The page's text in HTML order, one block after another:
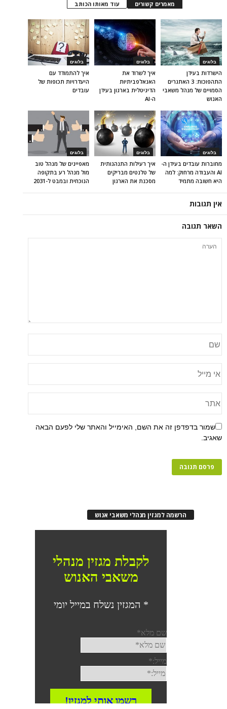
מאמרים קשורים עוד מאותו הכותב
בלוגים
איך להתמודד עם
היעדרויות תכופות של
עובדים
בלוגים
איך לשרוד את
האנאלפביתיוּת
הדיגיטלית בארגון בעידן
ה-AI
בלוגים
הישרדות בעידן
התהפוכות: 3 האתגרים
הסמויים של מנהל משאבי
האנוש
בלוגים
מאפיינים של מנהל טוב
מול מנהל רע בתקופה
הנוכחית ובמבט ל-2031
בלוגים
איך רעילות התנהגותית
של טלנטים מבריקים
מסכנת את הארגון
בלוגים
מחוברות עובדים בעידן ה-
AI והעבודה מרחוק: למה
היא חשובה מתמיד
אין תגובות
השאר תגובה
שמור בדפדפן זה את השם, האימייל והאתר שלי לפעם הבאה
שאגיב.
הרשמה למגזין מנהלי משאבי אנוש